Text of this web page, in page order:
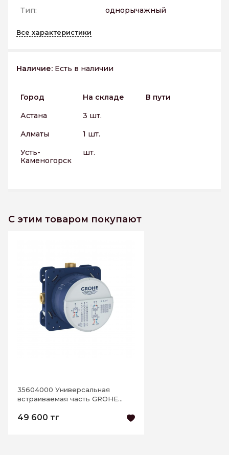
Тип: однорычажный
Все характеристики
Наличие: Есть в наличии
Город На складе
В пути
Астана
3 шт.
Алматы
1 шт.
Усть-
Каменогорск
шт.
С этим товаром покупают
35604000 Универсальная
встраиваемая часть GROHE
49 600 тг